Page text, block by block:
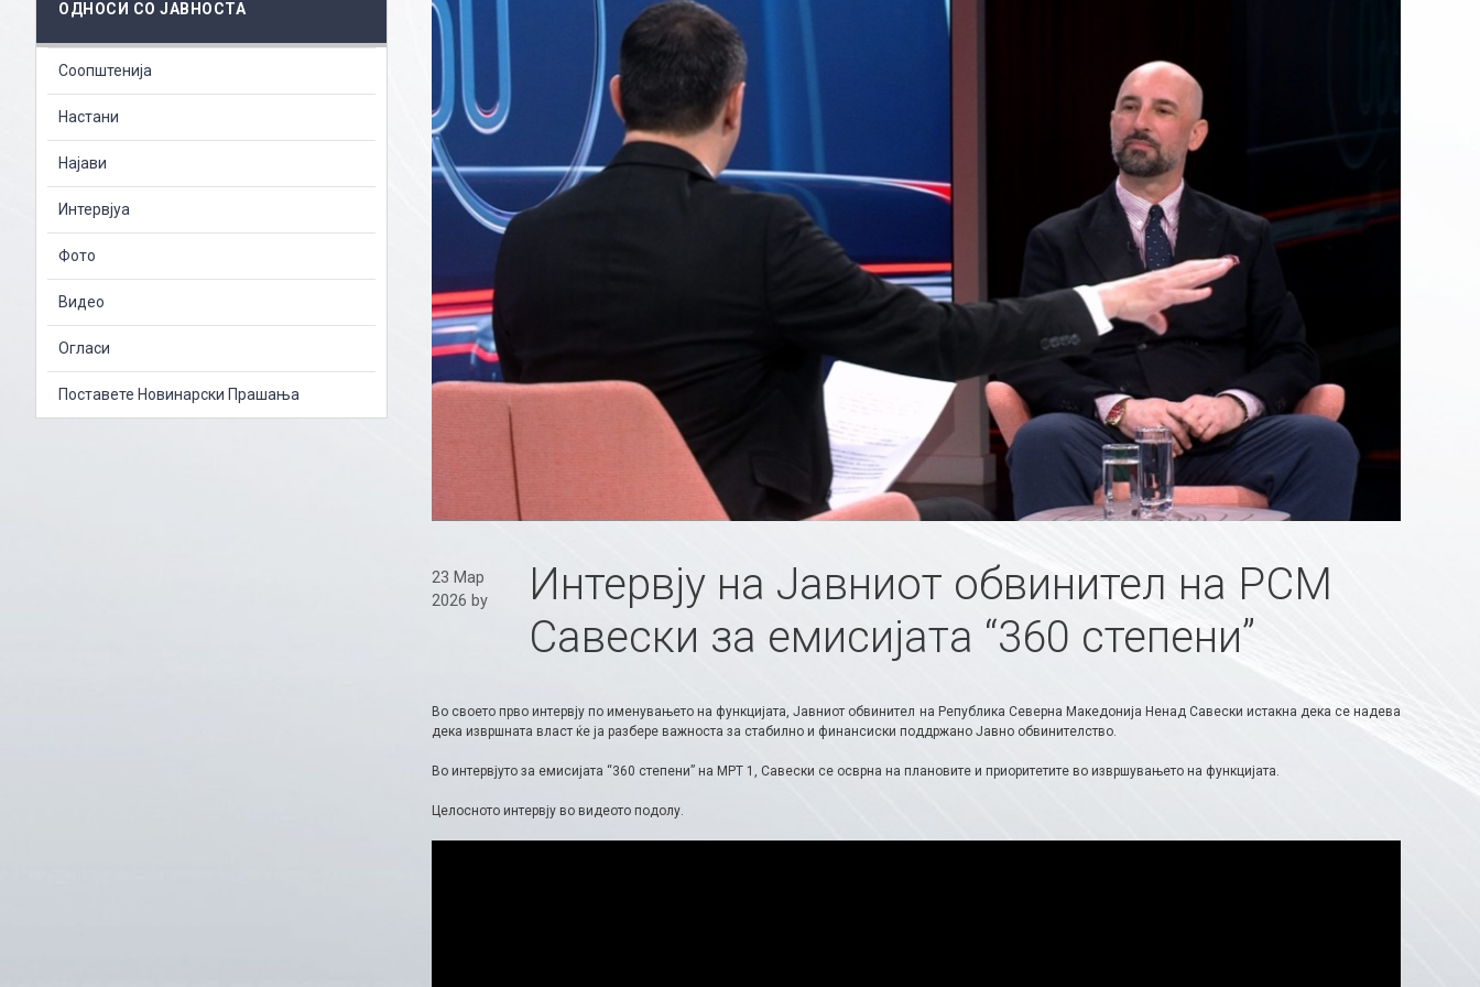
Интервју на Јавниот обвинител на РСМ
Савески за емисијата “360 степени”
23 Мар
2026 by
Во своето прво интервју по именувањето на функцијата, Јавниот обвинител на Република Северна Македонија Ненад Савески истакна дека се надева
дека извршната власт ќе ја разбере важноста за стабилно и финансиски поддржано Јавно обвинителство.
Во интервјуто за емисијата “360 степени” на МРТ 1, Савески се осврна на плановите и приоритетите во извршувањето на функцијата.
Целосното интервју во видеото подолу.
ОДНОСИ СО ЈАВНОСТА
Соопштенија
Настани
Најави
Интервјуа
Фото
Видео
Огласи
Поставете Новинарски Прашања